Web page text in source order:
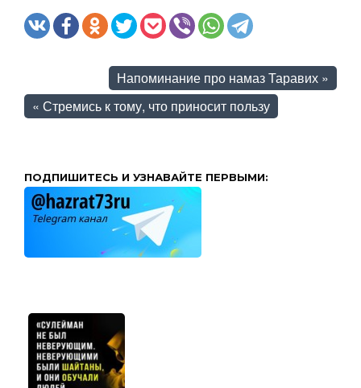
Напоминание про намаз Таравих »
« Стремись к тому, что приносит пользу
ПОДПИШИТЕСЬ И УЗНАВАЙТЕ ПЕРВЫМИ: